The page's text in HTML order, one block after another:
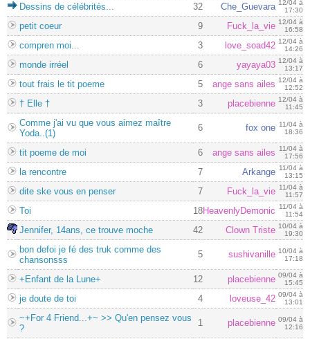
Dessins de célébrités... 32 Che_Guevara 12/04 à
17:30
petit coeur 9 Fuck_la_vie 12/04 à
16:58
compren moi... 3 love_soad42 12/04 à
14:26
monde irréel 6 yayaya03 12/04 à
13:17
tout frais le tit poeme 5 ange sans ailes 12/04 à
12:52
† Elle † 3 placebienne 12/04 à
11:45
Comme j'ai vu que vous aimez maître
Yoda..(1)
6 fox one 11/04 à
18:36
tit poeme de moi 6 ange sans ailes 11/04 à
17:56
la rencontre 7 Arkange 11/04 à
13:15
dite ske vous en penser 7 Fuck_la_vie 11/04 à
11:57
Toi 18HeavenlyDemonic 11/04 à
11:54
Jennifer, 14ans, ce trouve moche 42 Clown Triste 10/04 à
19:30
bon defoi je fé des truk comme des
chansonsss
5 sushivanille 10/04 à
17:18
+Enfant de la Lune+ 12 placebienne 09/04 à
15:45
je doute de toi 4 loveuse_42 09/04 à
13:01
~+For 4 Friend...+~ >> Qu'en pensez vous
?
1 placebienne 09/04 à
12:16